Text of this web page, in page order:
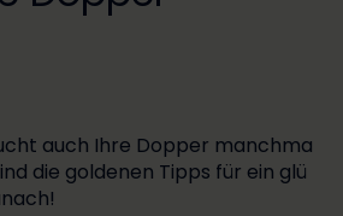
auch Ihre Dopper manchma
die goldenen Tipps für ein glü